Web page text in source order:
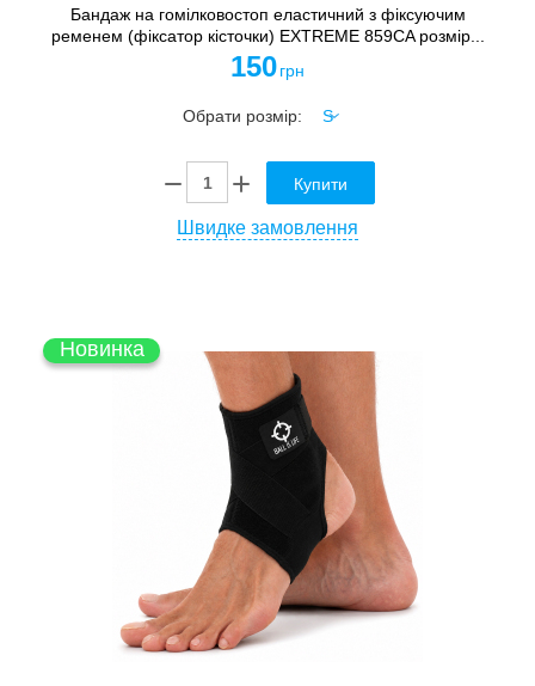
Бандаж на гомілковостоп еластичний з фіксуючим
ременем (фіксатор кісточки) EXTREME 859CA розмір...
150 грн
Обрати розмір:
Купити
Швидке замовлення
Новинка